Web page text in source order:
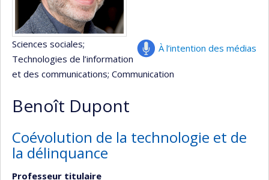
À l’intention des médias
Sciences sociales;
Technologies de l’information
et des communications; Communication
Benoît Dupont
Coévolution de la technologie et de
la délinquance
Professeur titulaire